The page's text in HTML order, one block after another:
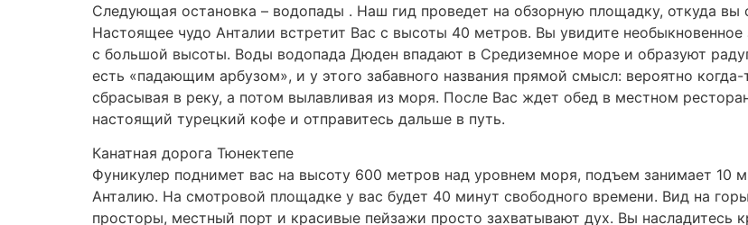
Следующая остановка – водопады . Наш гид проведет на обзорную площадку, откуда
Настоящее чудо Анталии встретит Вас с высоты 40 метров. Вы увидите
с большой высоты. Воды водопада Дюден впадают в Средиземное море и образуют
есть «падающим арбузом», и у этого забавного названия прямой смысл: вероятно
сбрасывая в реку, а потом вылавливая из моря. После Вас ждет обед в местном
настоящий турецкий кофе и отправитесь дальше в путь.
Канатная дорога Тюнектепе
Фуникулер поднимет вас на высоту 600 метров над уровнем моря, подъем занимает 10
Анталию. На смотровой площадке у вас будет 40 минут свободного времени. Вид на
просторы, местный порт и красивые пейзажи просто захватывают дух. Вы насладитесь